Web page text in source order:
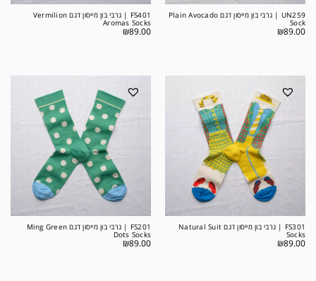
UN259 | גרבי בון מייסון דגם Plain Avocado
Sock
₪89.00
FS401 | גרבי בון מייסון דגם Vermilion
Aromas Socks
₪89.00
FS301 | גרבי בון מייסון דגם Natural Suit
Socks
₪89.00
FS201 | גרבי בון מייסון דגם Ming Green
Dots Socks
₪89.00